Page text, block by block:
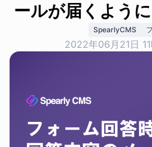
ールが届くよう
SpearlyCMS
2022年06月21日